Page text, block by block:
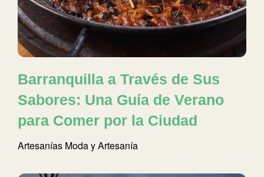
Barranquilla a Través de Sus
Sabores: Una Guía de Verano
para Comer por la Ciudad
Artesanías Moda y Artesanía